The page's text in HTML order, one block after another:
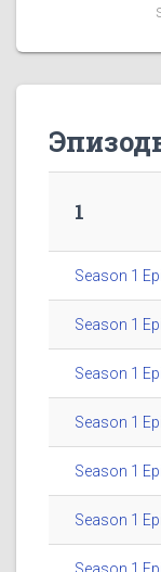
1
Season 1
Season 1
Season 1
Season 1
Season 1
Season 1